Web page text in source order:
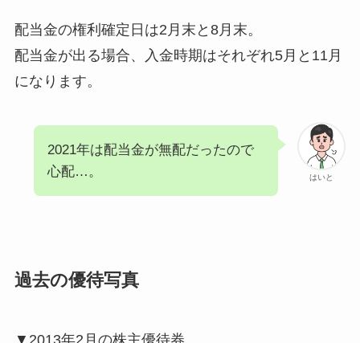
配当金の権利確定日は2月末と8月末。
配当金が出る場合、入金時期はそれぞれ5月と11月
になります。
はいと
2021年は配当金が無配だったので
心配…。
過去の優待写真